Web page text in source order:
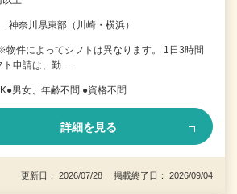
神奈川県東部（川崎・横浜）
件によってシフトは異なります。 1日3時間
申請は、勤…
男女、年齢不問 ●資格不問
詳細を見る
更新日： 2026/07/28 掲載終了日： 2026/09/04